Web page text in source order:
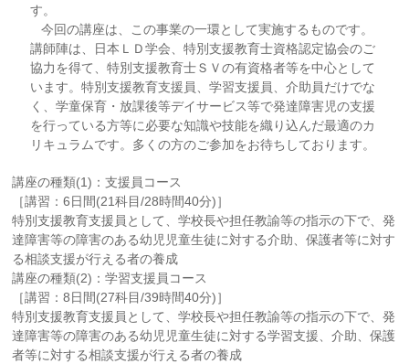
す。
今回の講座は、この事業の一環として実施するものです。
講師陣は、日本ＬＤ学会、特別支援教育士資格認定協会のご
協力を得て、特別支援教育士ＳＶの有資格者等を中心として
います。特別支援教育支援員、学習支援員、介助員だけでな
く、学童保育・放課後等デイサービス等で発達障害児の支援
を行っている方等に必要な知識や技能を織り込んだ最適のカ
リキュラムです。多くの方のご参加をお待ちしております。
講座の種類(1)：支援員コース
［講習：6日間(21科目/28時間40分)］
特別支援教育支援員として、学校長や担任教諭等の指示の下で、発
達障害等の障害のある幼児児童生徒に対する介助、保護者等に対す
る相談支援が行える者の養成
講座の種類(2)：学習支援員コース
［講習：8日間(27科目/39時間40分)］
特別支援教育支援員として、学校長や担任教諭等の指示の下で、発
達障害等の障害のある幼児児童生徒に対する学習支援、介助、保護
者等に対する相談支援が行える者の養成